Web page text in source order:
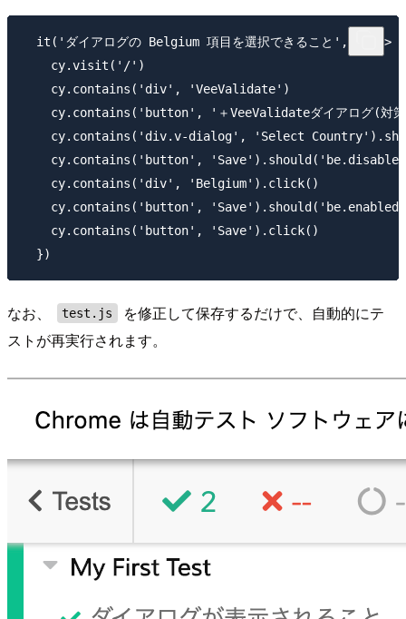
  it('ダイアログの Belgium 項目を選択できること', () => {
    cy.visit('/')
    cy.contains('div', 'VeeValidate')
cy.contains('button', '＋VeeValidateダイアログ(対
cy.contains('div.v-dialog', 'Select
cy.contains('button',
    cy.contains('div', 'Belgium').click()
cy.contains('button',
    cy.contains('button', 'Save').click()
なお、 test.js
を修正して保存するだけで、自動的にテ
ストが再実行されます。